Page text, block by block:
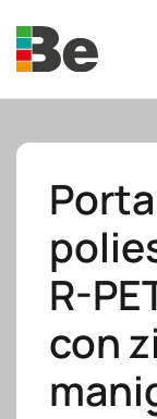
Skip to main
R-
con